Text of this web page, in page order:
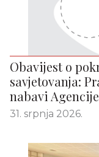
Obavijest o
savjetovanja:
nabavi
31. srpnja 2026.